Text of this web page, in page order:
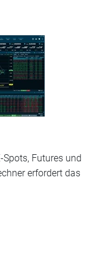
Futures und
erfordert das